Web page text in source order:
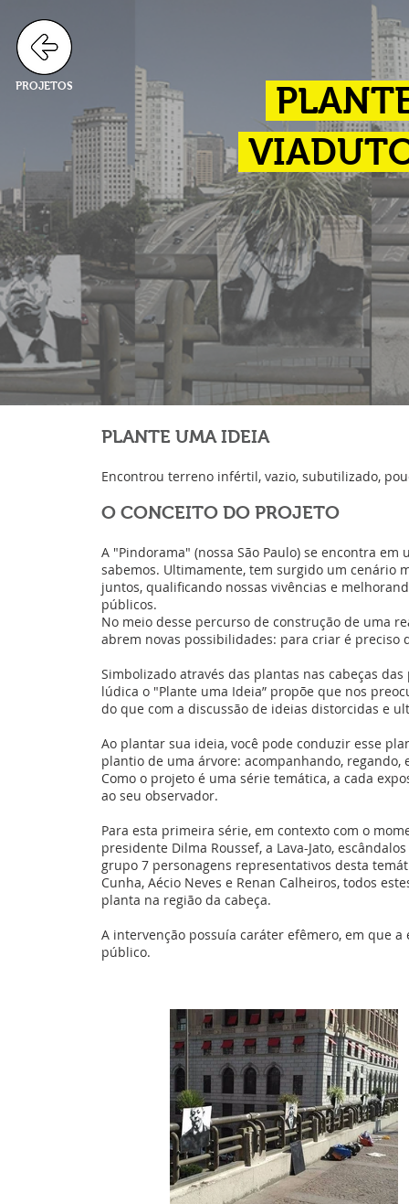
PROJETOS
PLANTE UMA IDEIA
Encontrou terreno infértil, vazio, subutilizado,
O CONCEITO DO PROJETO
A "Pindorama" (nossa São Paulo) se encontra
sabemos. Ultimamente, tem surgido um cenário
juntos, qualificando nossas vivências e
públicos.
No meio desse percurso de construção de uma
abrem novas possibilidades: para criar é
Simbolizado através das plantas nas cabeças
lúdica o "Plante uma Ideia” propõe que nos
do que com a discussão de ideias distorcidas e
Ao plantar sua ideia, você pode conduzir esse
plantio de uma árvore: acompanhando,
Como o projeto é uma série temática, a cada
ao seu observador.
Para esta primeira série, em contexto com o
presidente Dilma Roussef, a Lava-Jato,
grupo 7 personagens representativos desta
Cunha, Aécio Neves e Renan Calheiros, todos
planta na região da cabeça.
A intervenção possuía caráter efêmero, em que
público.